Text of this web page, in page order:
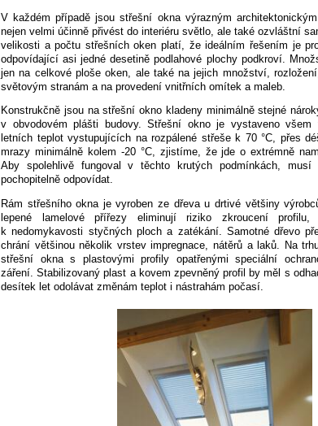
V každém případě jsou střešní okna výrazným
nejen velmi účinně přivést do interiéru světlo, ale také ozvláštní
velikosti a počtu střešních oken platí, že ideálním řešením je
odpovídající asi jedné desetině podlahové plochy podkroví.
jen na celkové ploše oken, ale také na jejich množství,
světovým stranám a na provedení vnitřních omítek a maleb.
Konstrukčně jsou na střešní okno kladeny minimálně stejné
v obvodovém plášti budovy. Střešní okno je vystaveno
letních teplot vystupujících na rozpálené střeše k 70 °C, přes
mrazy minimálně kolem -20 °C, zjistíme, že jde o extrémně
Aby spolehlivě fungoval v těchto krutých podmínkách, musí
pochopitelně odpovídat.
Rám střešního okna je vyroben ze dřeva u drtivé většiny
lepené lamelové přířezy eliminují riziko zkroucení
k nedomykavosti styčných ploch a zatékání. Samotné dřevo
chrání většinou několik vrstev impregnace, nátěrů a laků. Na
střešní okna s plastovými profily opatřenými speciální
záření. Stabilizovaný plast a kovem zpevněný profil by měl s
desítek let odolávat změnám teplot i nástrahám počasí.